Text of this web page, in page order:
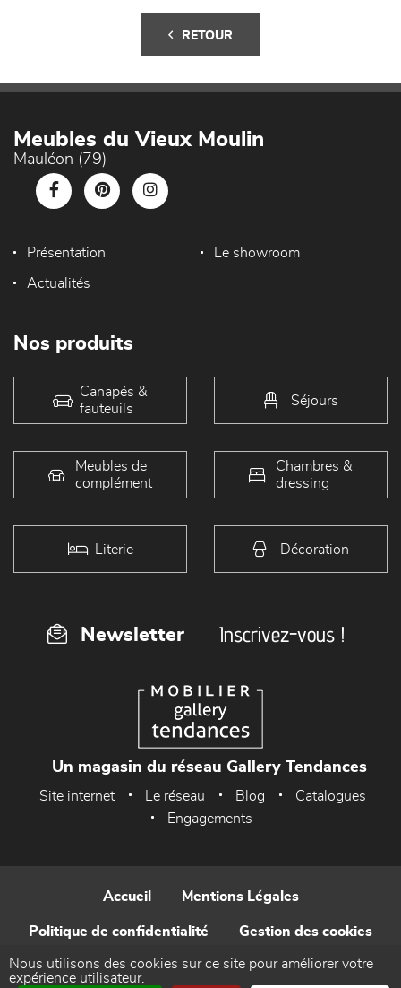
RETOUR
Meubles du Vieux Moulin
Mauléon (79)
Présentation Le showroom
Actualités
Nos produits
Canapés &
fauteuils
Séjours
Meubles de
complément
Chambres &
dressing
Literie Décoration
Newsletter Inscrivez-vous !
Un magasin du réseau Gallery Tendances
Site internet Le réseau Blog
Catalogues
Engagements
Accueil Mentions Légales
Politique de confidentialité Gestion des cookies
Contact
Nous utilisons des cookies sur ce site pour améliorer votre
expérience utilisateur.